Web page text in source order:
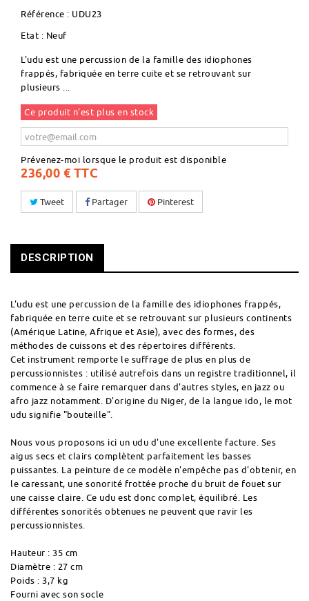
Référence : UDU23
Etat : Neuf
L'udu est une percussion de la famille des idiophones
frappés, fabriquée en terre cuite et se retrouvant sur
plusieurs ...
Ce produit n'est plus en stock
Prévenez-moi lorsque le produit est disponible
236,00 € TTC
Tweet Partager Pinterest
DESCRIPTION
L'udu est une percussion de la famille des idiophones frappés,
fabriquée en terre cuite et se retrouvant sur plusieurs continents
(Amérique Latine, Afrique et Asie), avec des formes, des
méthodes de cuissons et des répertoires différents.
Cet instrument remporte le suffrage de plus en plus de
percussionnistes : utilisé autrefois dans un registre traditionnel, il
commence à se faire remarquer dans d'autres styles, en jazz ou
afro jazz notamment. D'origine du Niger, de la langue ido, le mot
udu signifie "bouteille".
Nous vous proposons ici un udu d'une excellente facture. Ses
aigus secs et clairs complètent parfaitement les basses
puissantes. La peinture de ce modèle n'empêche pas d'obtenir, en
le caressant, une sonorité frottée proche du bruit de fouet sur
une caisse claire. Ce udu est donc complet, équilibré. Les
différentes sonorités obtenues ne peuvent que ravir les
percussionnistes.
Hauteur : 35 cm
Diamètre : 27 cm
Poids : 3,7 kg
Fourni avec son socle